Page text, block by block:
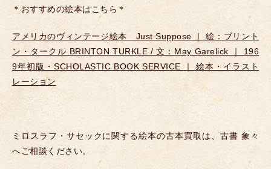
＊おすすめの絵本はこちら＊
アメリカのヴィンテージ絵本 Just Suppose ｜ 絵：ブリント
ン・タークル BRINTON TURKLE / 文：May Garelick ｜ 196
9年初版・SCHOLASTIC BOOK SERVICE ｜ 絵本・イラスト
レーション
ミロスラフ・サセックに関する絵本の古本買取は、古書 象々
へご相談ください。